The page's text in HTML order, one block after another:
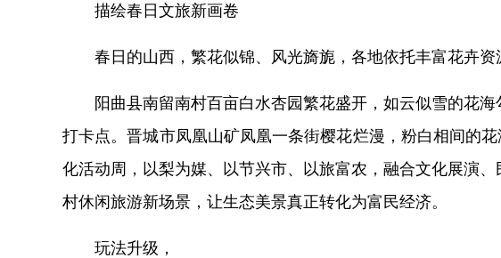
描绘春日文旅新画卷
春日的山西，繁花似锦、风光旖旎，各地依托丰富花卉
阳曲县南留南村百亩白水杏园繁花盛开，如云似雪的花
打卡点。晋城市凤凰山矿凤凰一条街樱花烂漫，粉白相间的
化活动周，以梨为媒、以节兴市、以旅富农，融合文化展演
村休闲旅游新场景，让生态美景真正转化为富民经济。
玩法升级，